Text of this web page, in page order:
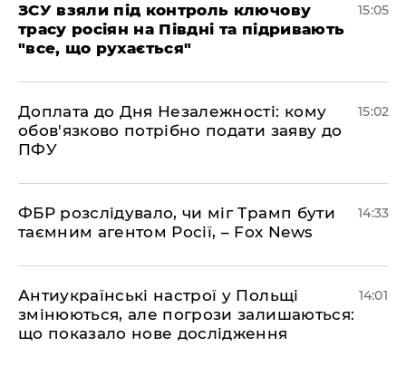
ЗСУ взяли під контроль ключову
трасу росіян на Півдні та підривають
"все, що рухається"
15:05
Доплата до Дня Незалежності: кому
обов'язково потрібно подати заяву до
ПФУ
15:02
ФБР розслідувало, чи міг Трамп бути
таємним агентом Росії, – Fox News
14:33
Антиукраїнські настрої у Польщі
змінюються, але погрози залишаються:
що показало нове дослідження
14:01